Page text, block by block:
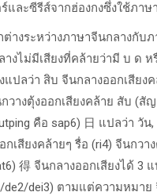
และซีรีส์จากฮ่องกงซึ่งใช้ภา
างระหว่างภาษาจีนกลางกับ
งไม่มีเสียงที่คล้ายว่ามี บ ด ห
แปลว่า สิบ จีนกลางออกเสียง
วางตุ้งออกเสียงคล้าย สับ (สั
คือ sap6) 日 แปลว่า วัน,
กเสียงคล้ายๆ รื่อ (ri4) จีนกวา
得 จีนกลางออกเสียงได้ 3
de2/dei3) ตามแต่ความหมาย